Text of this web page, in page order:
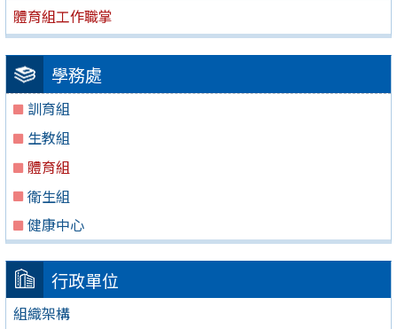
體育組工作職掌
學務處
訓育組
生教組
體育組
衛生組
健康中心
行政單位
組織架構